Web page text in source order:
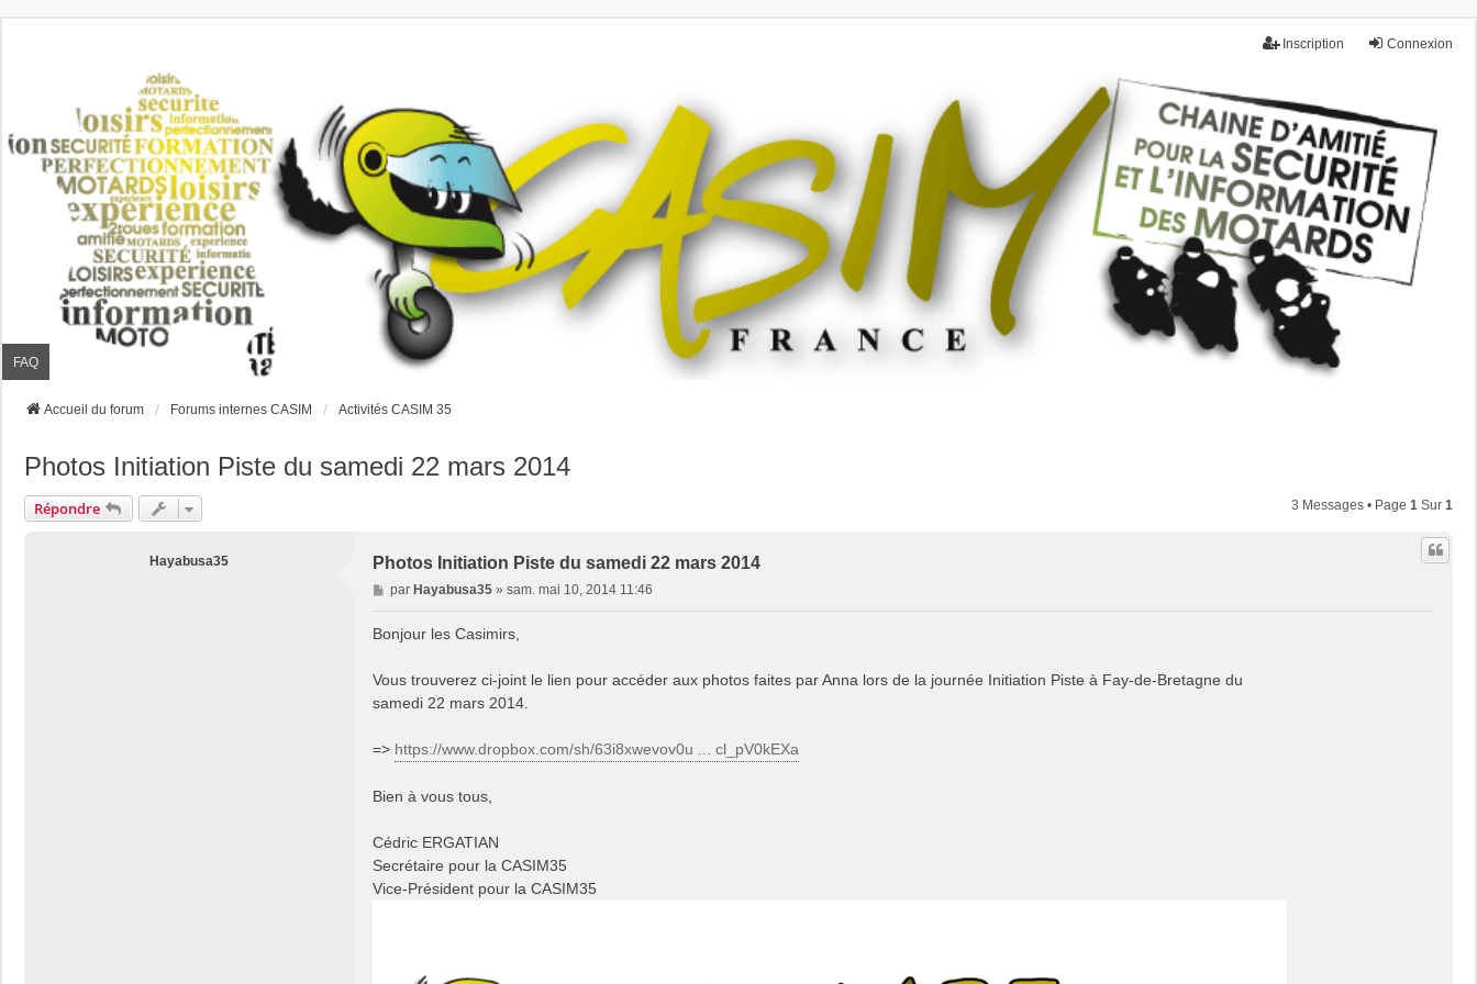
Connexion
Inscription
FAQ
Accueil du forum Forums internes CASIM Activités CASIM 35
Photos Initiation Piste du samedi 22 mars 2014
Répondre 3 Messages • Page 1 Sur 1
Hayabusa35 Photos Initiation Piste du samedi 22 mars 2014
M
e
s
g
e
par Hayabusa35» sam. mai 10, 2014 11:46
Bonjour les Casimirs,
Vous trouverez ci-joint le lien pour accéder aux photos faites par Anna lors de la journée Initiation Piste à Fay-de-Bretagne du
samedi 22 mars 2014.
=> https://www.dropbox.com/sh/63i8xwevov0u ... cl_pV0kEXa
Bien à vous tous,
Cédric ERGATIAN
Secrétaire pour la CASIM35
Vice-Président pour la CASIM35